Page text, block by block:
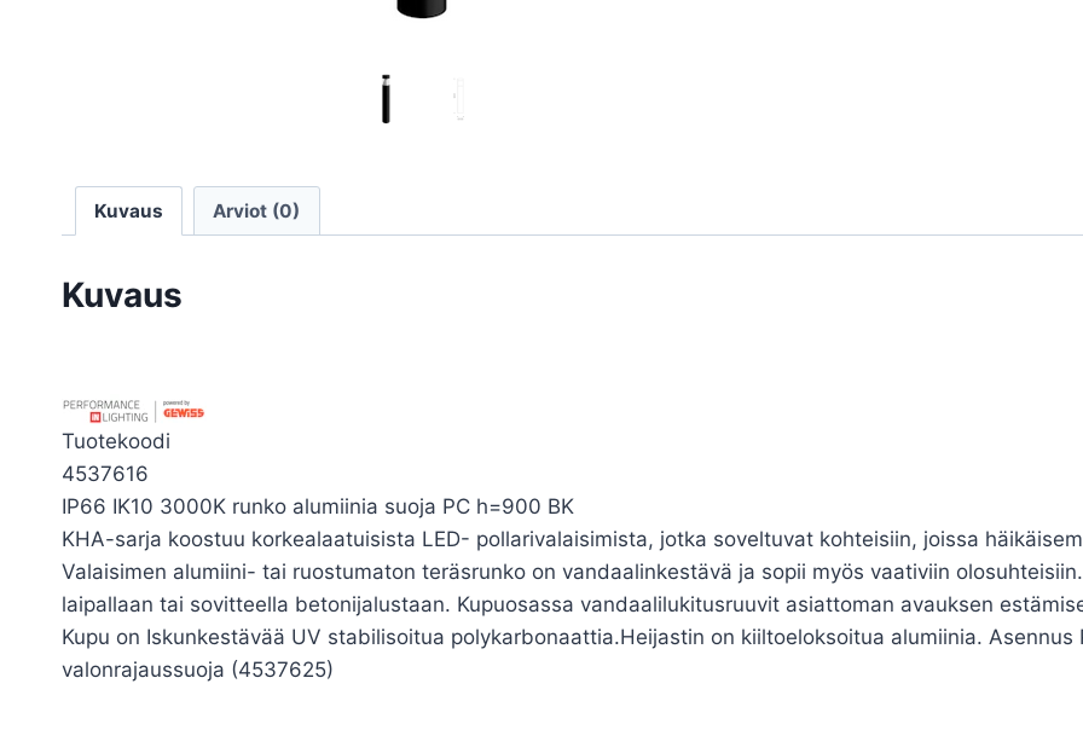
Kuvaus Arviot (0)
Kuvaus
Tuotekoodi
4537616
IP66 IK10 3000K runko alumiinia suoja PC h=900 BK
KHA-sarja koostuu korkealaatuisista LED- pollarivalaisimista, jotka soveltuvat kohteisiin, joissa
Valaisimen alumiini- tai ruostumaton teräsrunko on vandaalinkestävä ja sopii myös vaativiin
laipallaan tai sovitteella betonijalustaan. Kupuosassa vandaalilukitusruuvit asiattoman avauksen
Kupu on Iskunkestävää UV stabilisoitua polykarbonaattia.Heijastin on kiiltoeloksoitua alumiinia. Asennus
valonrajaussuoja (4537625)